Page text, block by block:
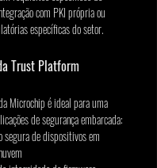
com PKI própria ou
específicas do setor.
Trust Platform
Microchip é ideal para uma
de segurança embarcada:
segura de dispositivos em